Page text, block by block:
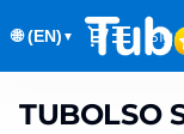
🌐 (EN) ▼
selection
TUBOLSO
TUBOLSO